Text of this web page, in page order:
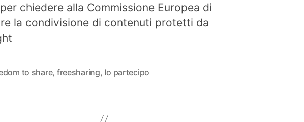
chiedere alla Commissione Europea di
la condivisione di contenuti protetti da
to share, freesharing, Io partecipo